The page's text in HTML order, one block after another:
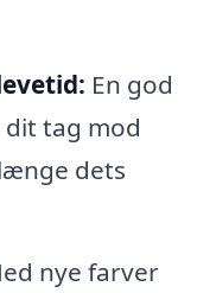
En god
tag mod
dets
nye farver